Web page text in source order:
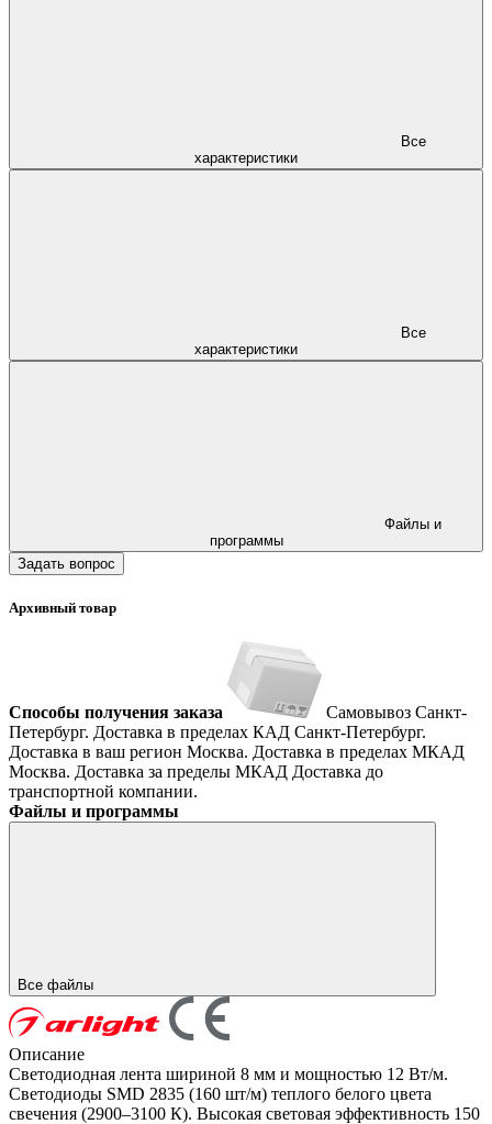
характеристики
характеристики
программы
Задать вопрос
Архивный товар
Способы получения заказа Самовывоз Санкт-
Петербург. Доставка в пределах КАД Санкт-Петербург.
Доставка в ваш регион Москва. Доставка в пределах МКАД
Москва. Доставка за пределы МКАД Доставка до
транспортной компании.
Файлы и программы
Все файлы
Описание
Светодиодная лента шириной 8 мм и мощностью 12 Вт/м.
Светодиоды SMD 2835 (160 шт/м) теплого белого цвета
свечения (2900–3100 К). Высокая световая эффективность 150